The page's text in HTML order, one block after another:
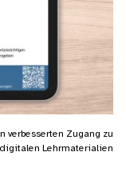
verbesserten Zugang zu
digitalen Lehrmaterialien